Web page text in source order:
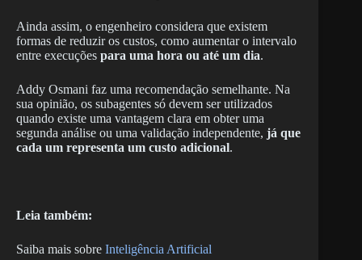
Ainda assim, o engenheiro considera que existem
formas de reduzir os custos, como aumentar o intervalo
entre execuções para uma hora ou até um dia.
Addy Osmani faz uma recomendação semelhante. Na
sua opinião, os subagentes só devem ser utilizados
quando existe uma vantagem clara em obter uma
segunda análise ou uma validação independente, já que
cada um representa um custo adicional.
Leia também:
Saiba mais sobre Inteligência Artificial